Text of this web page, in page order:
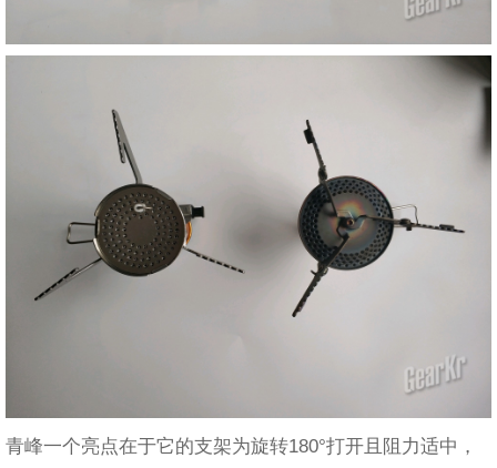
青峰一个亮点在于它的支架为旋转180°打开且阻力适中，